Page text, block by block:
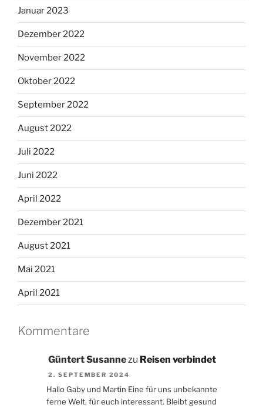
Januar 2023
Dezember 2022
November 2022
Oktober 2022
September 2022
August 2022
Juli 2022
Juni 2022
April 2022
Dezember 2021
August 2021
Mai 2021
April 2021
Kommentare
Güntert Susannezu Reisen verbindet
2. SEPTEMBER 2024
Hallo Gaby und Martin Eine für uns unbekannte
ferne Welt, für euch interessant. Bleibt gesund